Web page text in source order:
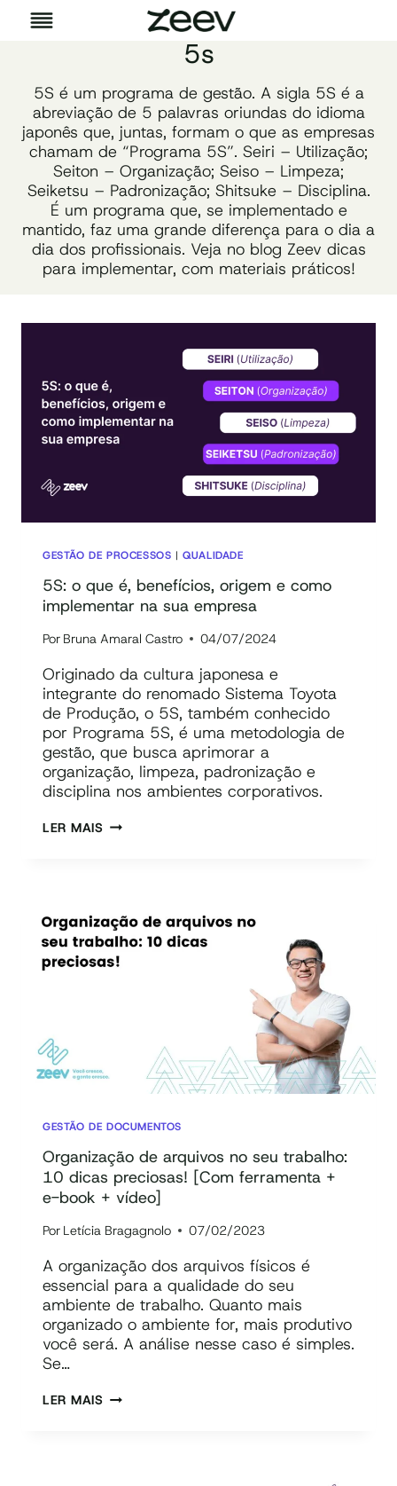
Pular
para
5s
5S é um programa de gestão. A sigla 5S é a
abreviação de 5 palavras oriundas do idioma
japonês que, juntas, formam o que as empresas
chamam de “Programa 5S”. Seiri – Utilização;
Seiton – Organização; Seiso – Limpeza;
Seiketsu – Padronização; Shitsuke – Disciplina.
É um programa que, se implementado e
mantido, faz uma grande diferença para o dia a
dia dos profissionais. Veja no blog Zeev dicas
para implementar, com materiais práticos!
GESTÃO DE PROCESSOS |QUALIDADE
5S: o que é, benefícios, origem e como
implementar na sua empresa
Por Bruna Amaral Castro 04/07/2024
Originado da cultura japonesa e
integrante do renomado Sistema Toyota
de Produção, o 5S, também conhecido
por Programa 5S, é uma metodologia de
gestão, que busca aprimorar a
organização, limpeza, padronização e
disciplina nos ambientes corporativos.
LER MAIS5S:
ORIGEM
E
COMO
GESTÃO DE DOCUMENTOS
Organização de arquivos no seu trabalho:
10 dicas preciosas! [Com ferramenta +
e-book + vídeo]
Por Letícia Bragagnolo 07/02/2023
A organização dos arquivos físicos é
essencial para a qualidade do seu
ambiente de trabalho. Quanto mais
organizado o ambiente for, mais produtivo
você será. A análise nesse caso é simples.
Se…
LER MAISORGANIZAÇÃO